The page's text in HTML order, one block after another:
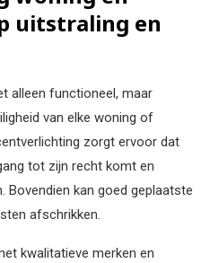
uitstraling en
alleen functioneel, maar
van elke woning of
zorgt ervoor dat
tot zijn recht komt en
Bovendien kan goed geplaatste
afschrikken.
kwalitatieve merken en